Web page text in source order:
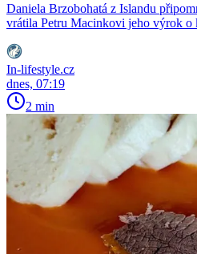
Daniela Brzobohatá z Islandu
vrátila Petru Macinkovi jeho výrok o
In-lifestyle.cz
dnes, 07:19
2 min